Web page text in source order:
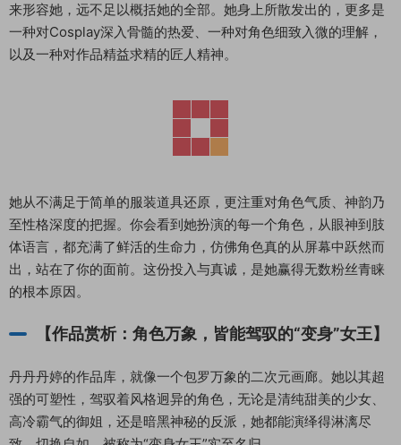
来形容她，远不足以概括她的全部。她身上所散发出的，更多是
一种对Cosplay深入骨髓的热爱、一种对角色细致入微的理解，
以及一种对作品精益求精的匠人精神。
她从不满足于简单的服装道具还原，更注重对角色气质、神韵乃
至性格深度的把握。你会看到她扮演的每一个角色，从眼神到肢
体语言，都充满了鲜活的生命力，仿佛角色真的从屏幕中跃然而
出，站在了你的面前。这份投入与真诚，是她赢得无数粉丝青睐
的根本原因。
【作品赏析：角色万象，皆能驾驭的“变身”女王】
丹丹丹婷的作品库，就像一个包罗万象的二次元画廊。她以其超
强的可塑性，驾驭着风格迥异的角色，无论是清纯甜美的少女、
高冷霸气的御姐，还是暗黑神秘的反派，她都能演绎得淋漓尽